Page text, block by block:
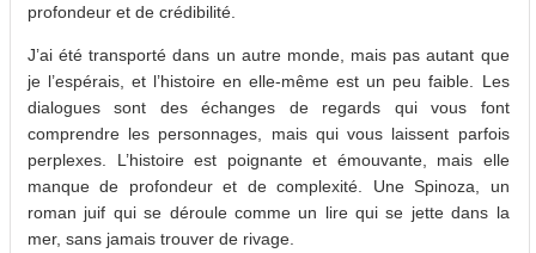
profondeur et de crédibilité.
J’ai été transporté dans un autre monde, mais pas autant que
je l’espérais, et l’histoire en elle-même est un peu faible. Les
dialogues sont des échanges de regards qui vous font
comprendre les personnages, mais qui vous laissent parfois
perplexes. L’histoire est poignante et émouvante, mais elle
manque de profondeur et de complexité. Une Spinoza, un
roman juif qui se déroule comme un lire qui se jette dans la
mer, sans jamais trouver de rivage.